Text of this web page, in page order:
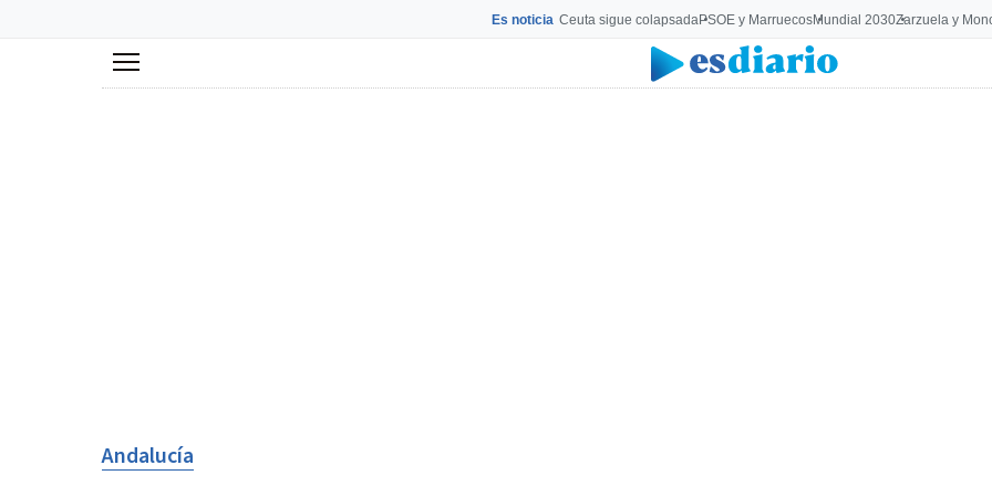
Es noticia Ceuta sigue colapsadaPSOE y MarruecosMundial 2030Zarzuela y
Menú
Andalucía